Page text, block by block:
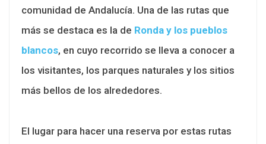
comunidad de Andalucía. Una de las rutas que
más se destaca es la de Ronda y los pueblos
blancos, en cuyo recorrido se lleva a conocer a
los visitantes, los parques naturales y los sitios
más bellos de los alrededores.
El lugar para hacer una reserva por estas rutas